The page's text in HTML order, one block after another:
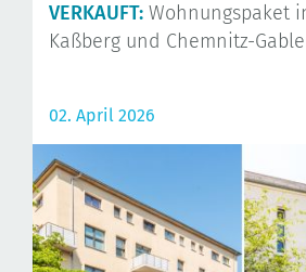
VERKAUFT: Wohnungspaket
Kaßberg und Chemnitz-
02. April 2026